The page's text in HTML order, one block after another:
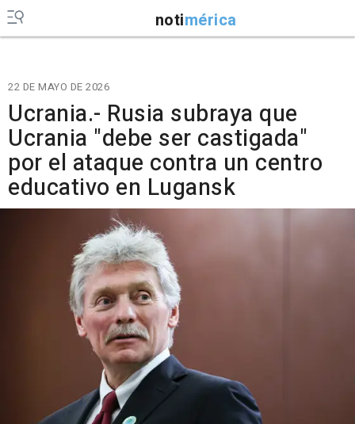
notimérica
22 DE MAYO DE 2026
Ucrania.- Rusia subraya que
Ucrania "debe ser castigada"
por el ataque contra un centro
educativo en Lugansk